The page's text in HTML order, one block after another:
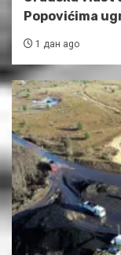
Popovićima
1 дан ago